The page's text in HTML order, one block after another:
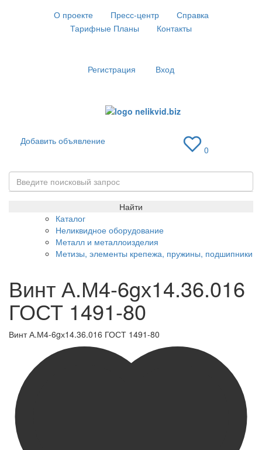
О проекте Пресс-центр
Справка
Тарифные Планы
Контакты
Регистрация Вход
Добавить объявление
0
Найти
Каталог
Неликвидное оборудование
Металл и металлоизделия
Метизы, элементы крепежа, пружины, подшипники
Винт А.М4-6gх14.36.016
ГОСТ 1491-80
Винт А.М4-6gх14.36.016 ГОСТ 1491-80